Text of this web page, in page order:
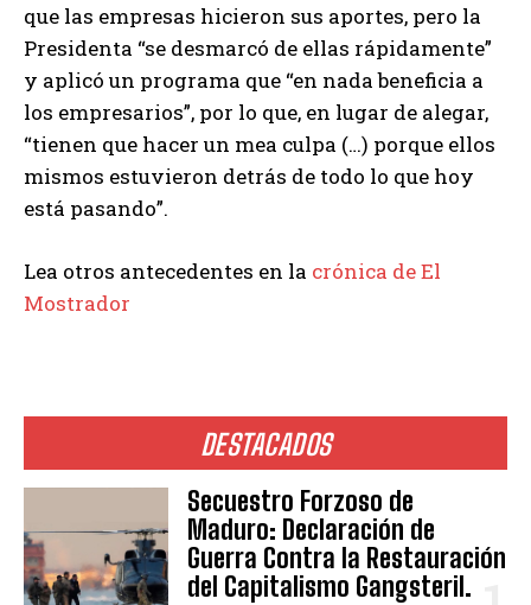
DESTACADOS
Secuestro Forzoso de
Maduro: Declaración de
Guerra Contra la Restauración
del Capitalismo Gangsteril.
que las empresas hicieron sus aportes, pero la
Presidenta “se desmarcó de ellas rápidamente”
y aplicó un programa que “en nada beneficia a
los empresarios”, por lo que, en lugar de alegar,
“tienen que hacer un mea culpa (…) porque ellos
mismos estuvieron detrás de todo lo que hoy
está pasando”.
Lea otros antecedentes en la crónica de El
Mostrador